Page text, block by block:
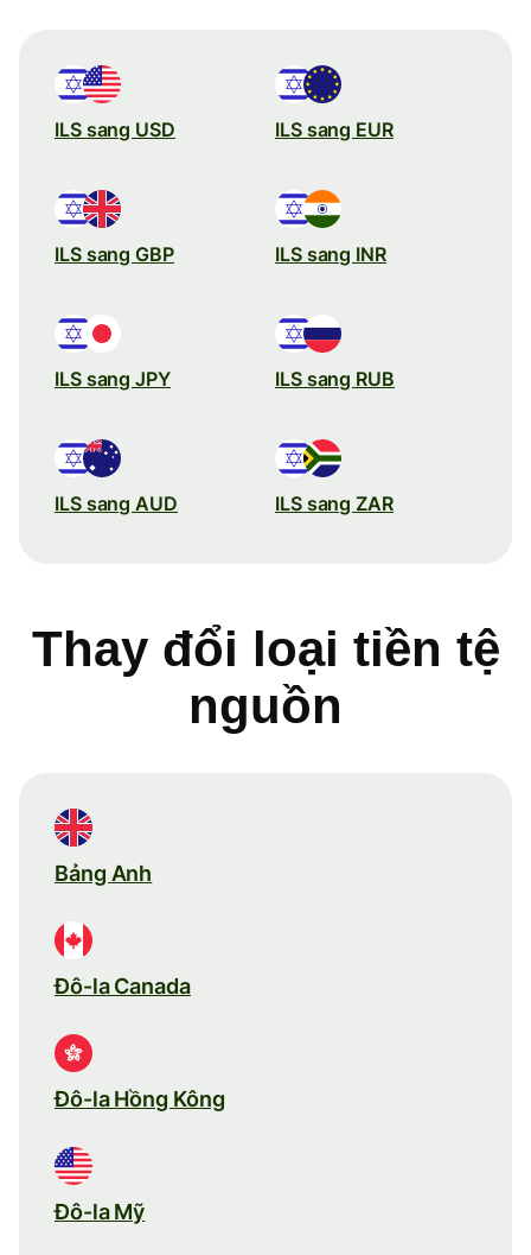
ILS sang USD ILS sang EUR
ILS sang GBP ILS sang INR
ILS sang JPY ILS sang RUB
ILS sang AUD ILS sang ZAR
Thay đổi loại tiền tệ
nguồn
Bảng Anh
Đô-la Canada
Đô-la Hồng Kông
Đô-la Mỹ